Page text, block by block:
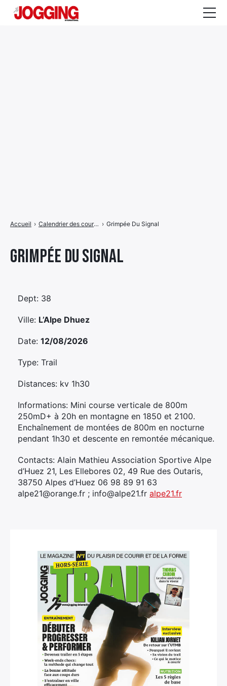
Grimpée Du Signal
Accueil › Calendrier des courses › Grimpée Du Signal
Dept: 38
Ville: L’Alpe Dhuez
Date: 12/08/2026
Type: Trail
Distances: kv 1h30
Informations: Mini course verticale de 800m
250mD+ à 20h en montagne en 1850 et 2100.
Enchaînement de montées de 800m en nocturne
pendant 1h30 et descente en remontée mécanique.
Contacts: Alain Mathieu Association Sportive Alpe
d’Huez 21, Les Ellebores 02, 49 Rue des Outaris,
38750 Alpes d’Huez 06 98 89 91 63
alpe21@orange.fr ; info@alpe21.fr alpe21.fr
de